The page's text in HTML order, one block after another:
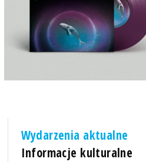
Wydarzenia aktualne
Informacje kulturalne